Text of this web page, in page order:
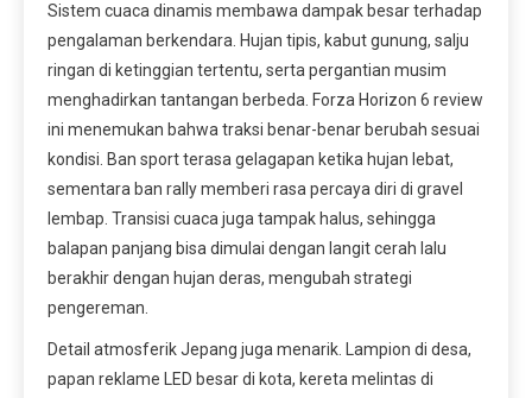
Sistem cuaca dinamis membawa dampak besar terhadap
pengalaman berkendara. Hujan tipis, kabut gunung, salju
ringan di ketinggian tertentu, serta pergantian musim
menghadirkan tantangan berbeda. Forza Horizon 6 review
ini menemukan bahwa traksi benar-benar berubah sesuai
kondisi. Ban sport terasa gelagapan ketika hujan lebat,
sementara ban rally memberi rasa percaya diri di gravel
lembap. Transisi cuaca juga tampak halus, sehingga
balapan panjang bisa dimulai dengan langit cerah lalu
berakhir dengan hujan deras, mengubah strategi
pengereman.
Detail atmosferik Jepang juga menarik. Lampion di desa,
papan reklame LED besar di kota, kereta melintas di